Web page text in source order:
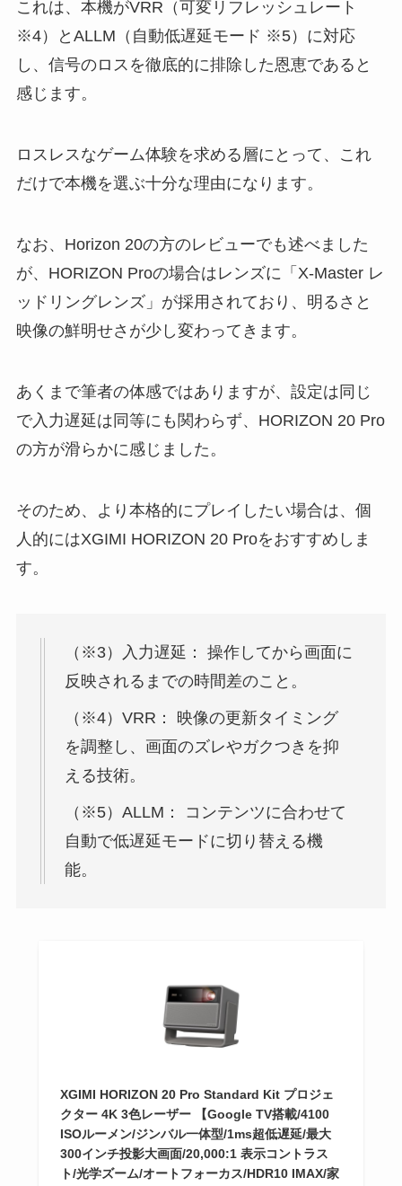
これは、本機がVRR（可変リフレッシュレート
※4）とALLM（自動低遅延モード ※5）に対応
し、信号のロスを徹底的に排除した恩恵であると
感じます。
ロスレスなゲーム体験を求める層にとって、これ
だけで本機を選ぶ十分な理由になります。
なお、Horizon 20の方のレビューでも述べました
が、HORIZON Proの場合はレンズに「X-Master レ
ッドリングレンズ」が採用されており、明るさと
映像の鮮明せさが少し変わってきます。
あくまで筆者の体感ではありますが、設定は同じ
で入力遅延は同等にも関わらず、HORIZON 20 Pro
の方が滑らかに感じました。
そのため、より本格的にプレイしたい場合は、個
人的にはXGIMI HORIZON 20 Proをおすすめしま
す。
（※3）入力遅延： 操作してから画面に
反映されるまでの時間差のこと。
（※4）VRR： 映像の更新タイミング
を調整し、画面のズレやガクつきを抑
える技術。
（※5）ALLM： コンテンツに合わせて
自動で低遅延モードに切り替える機
能。
XGIMI HORIZON 20 Pro Standard Kit プロジェ
クター 4K 3色レーザー 【Google TV搭載/4100
ISOルーメン/ジンバル一体型/1ms超低遅延/最大
300インチ投影大画面/20,000:1 表示コントラス
ト/光学ズーム/オートフォーカス/HDR10 IMAX/家